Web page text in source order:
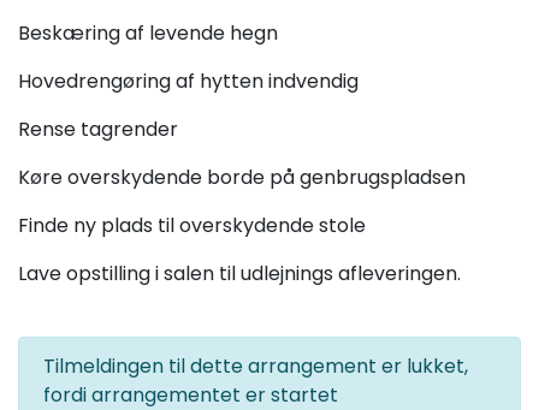
Beskæring af levende hegn
Hovedrengøring af hytten indvendig
Rense tagrender
Køre overskydende borde på genbrugspladsen
Finde ny plads til overskydende stole
Lave opstilling i salen til udlejnings afleveringen.
Tilmeldingen til dette arrangement er lukket,
fordi arrangementet er startet